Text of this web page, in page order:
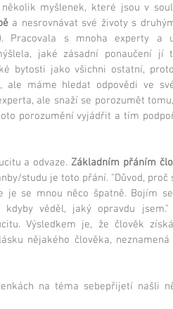
myšlenek, které jsou v
a nesrovnávat své životy s
Pracovala s mnoha experty a
jaké zásadní ponaučení jí
bytosti jako všichni ostatní,
ale máme hledat odpovědi ve
ale snaží se porozumět
porozumění vyjádřit a tím
a odvaze. Základním přáním
studu je toto přání. "Důvod, proč
se mnou něco špatně. Bojím
věděl, jaký opravdu jsem."
Výsledkem je, že člověk
nějakého člověka,
na téma sebepřijetí našli